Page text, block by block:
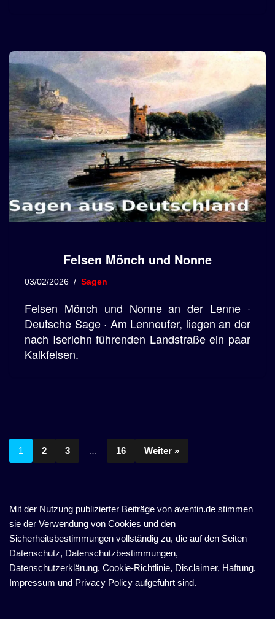
Felsen Mönch und Nonne
03/02/2026 Sagen
Felsen Mönch und Nonne an der Lenne ·
Deutsche Sage · Am Lenneufer, liegen an der
nach Iserlohn führenden Landstraße ein paar
Kalkfelsen.
1 2 3 … 16 Weiter »
Mit der Nutzung publizierter Beiträge von aventin.de stimmen
sie der Verwendung von Cookies und den
Sicherheitsbestimmungen vollständig zu, die auf den Seiten
Datenschutz, Datenschutzbestimmungen,
Datenschutzerklärung, Cookie-Richtlinie, Disclaimer, Haftung,
Impressum und Privacy Policy aufgeführt sind.